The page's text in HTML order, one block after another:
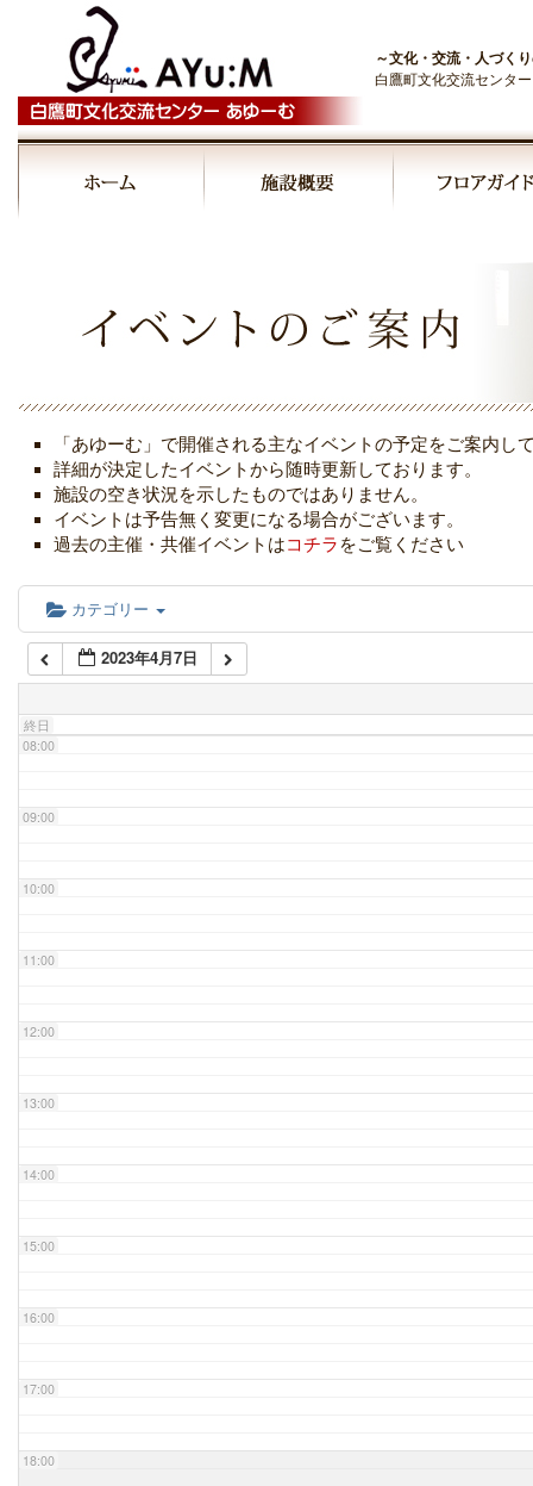
～文化・交流・人づく
白鷹町文化交流センタ
「あゆーむ」で開催される主なイベントの予定をご案内し
詳細が決定したイベントから随時更新しております。
施設の空き状況を示したものではありません。
イベントは予告無く変更になる場合がございます。
過去の主催・共催イベントはコチラ をご覧ください
カテゴリー
2023年4月7日
終日
04:00
06:00
07:00
08:00
09:00
10:00
11:00
12:00
13:00
14:00
15:00
16:00
17:00
18:00